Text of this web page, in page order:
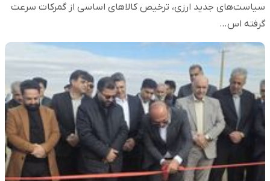
سیاست‌های جدید ارزی، ترخیص کالاهای اساسی از گمرکات سرعت
گرفته اس…